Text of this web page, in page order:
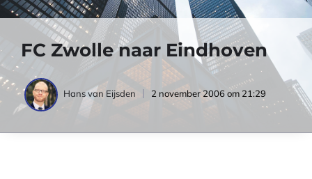
FC Zwolle naar Eindhoven
Hans van Eijsden 2 november 2006 om 21:29